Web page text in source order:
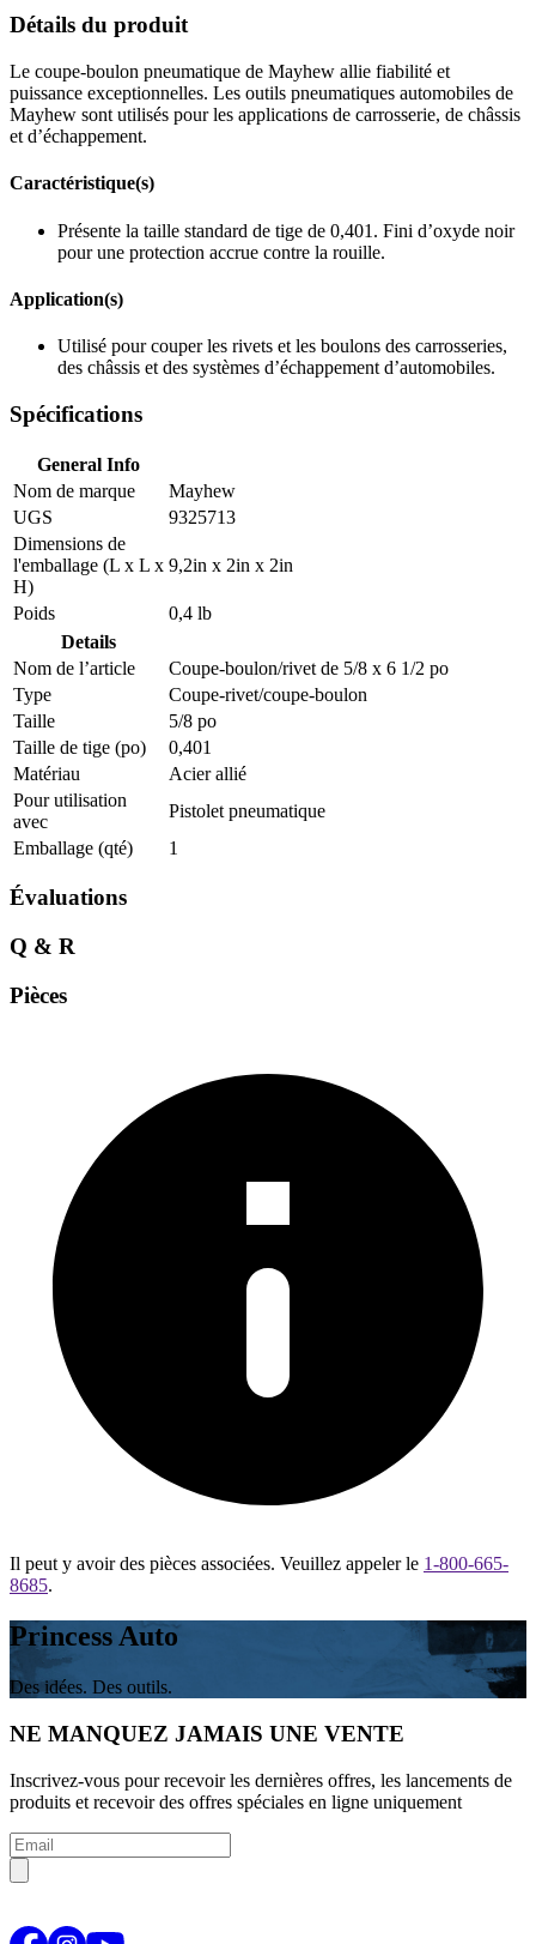
Détails du produit
Le coupe-boulon pneumatique de Mayhew allie fiabilité et
puissance exceptionnelles. Les outils pneumatiques automobiles de
Mayhew sont utilisés pour les applications de carrosserie, de châssis
et d’échappement.
Caractéristique(s)
Présente la taille standard de tige de 0,401. Fini d’oxyde noir
pour une protection accrue contre la rouille.
Application(s)
Utilisé pour couper les rivets et les boulons des carrosseries,
des châssis et des systèmes d’échappement d’automobiles.
Spécifications
General Info
Nom de marque
Mayhew
UGS
9325713
Dimensions de
l'emballage (L x L x
H)
9,2in x 2in x 2in
Poids
0,4 lb
Details
Nom de l’article
Coupe-boulon/rivet de 5/8 x 6 1/2 po
Type
Coupe-rivet/coupe-boulon
Taille
5/8 po
Taille de tige (po)
0,401
Matériau
Acier allié
Pour utilisation
avec
Pistolet pneumatique
Emballage (qté)
1
Évaluations
Q & R
Pièces
Il peut y avoir des pièces associées. Veuillez appeler le 1-800-665-
8685.
Princess Auto
Des idées. Des outils.
NE MANQUEZ JAMAIS UNE VENTE
Inscrivez-vous pour recevoir les dernières offres, les lancements de
produits et recevoir des offres spéciales en ligne uniquement